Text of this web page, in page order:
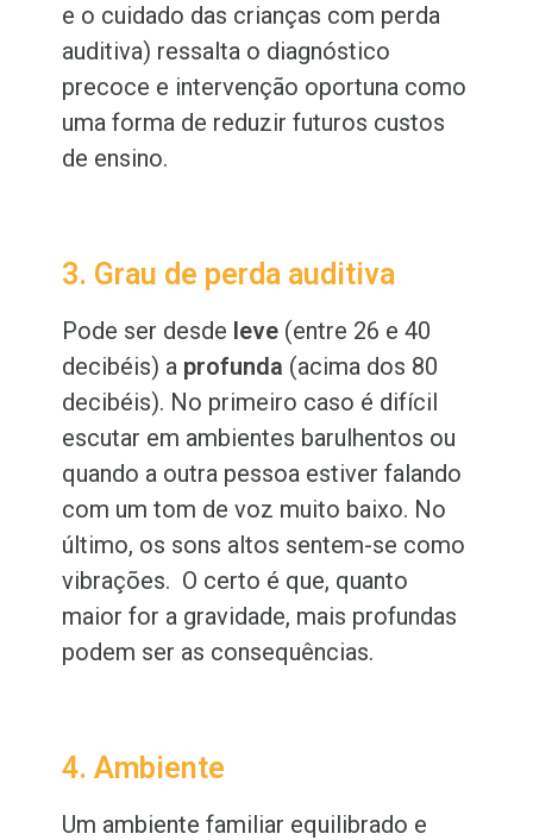
e o cuidado das crianças com perda
auditiva) ressalta o diagnóstico
precoce e intervenção oportuna como
uma forma de reduzir futuros custos
de ensino.
3. Grau de perda auditiva
Pode ser desde leve (entre 26 e 40
decibéis) a profunda (acima dos 80
decibéis). No primeiro caso é difícil
escutar em ambientes barulhentos ou
quando a outra pessoa estiver falando
com um tom de voz muito baixo. No
último, os sons altos sentem-se como
vibrações. O certo é que, quanto
maior for a gravidade, mais profundas
podem ser as consequências.
4. Ambiente
Um ambiente familiar equilibrado e